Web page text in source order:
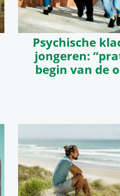
Psychische
jongeren:
begin van de